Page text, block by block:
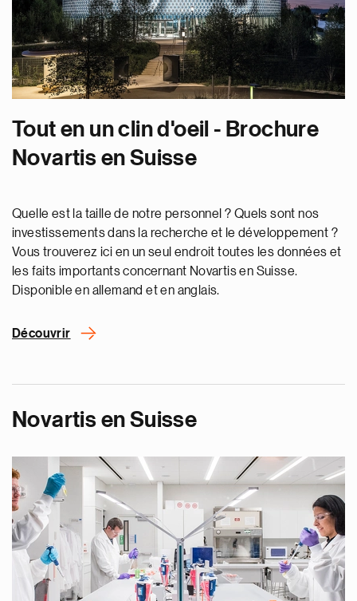
Tout en un clin d'oeil - Brochure
Novartis en Suisse
Quelle est la taille de notre personnel ? Quels sont nos
investissements dans la recherche et le développement ?
Vous trouverez ici en un seul endroit toutes les données et
les faits importants concernant Novartis en Suisse.
Disponible en allemand et en anglais.
Découvrir
Novartis en Suisse